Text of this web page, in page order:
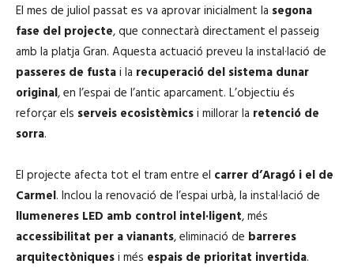
El mes de juliol passat es va aprovar inicialment la segona
fase del projecte, que connectarà directament el passeig
amb la platja Gran. Aquesta actuació preveu la instal·lació de
passeres de fustai la recuperació del sistema dunar
original, en l’espai de l’antic aparcament. L’objectiu és
reforçar els serveis ecosistèmicsi millorar la retenció de
sorra.
El projecte afecta tot el tram entre el carrer d’Aragó i el de
Carmel. Inclou la renovació de l’espai urbà, la instal·lació de
llumeneres LED amb control intel·ligent, més
accessibilitat per a vianants, eliminació de barreres
arquitectòniquesi més espais de prioritat invertida.